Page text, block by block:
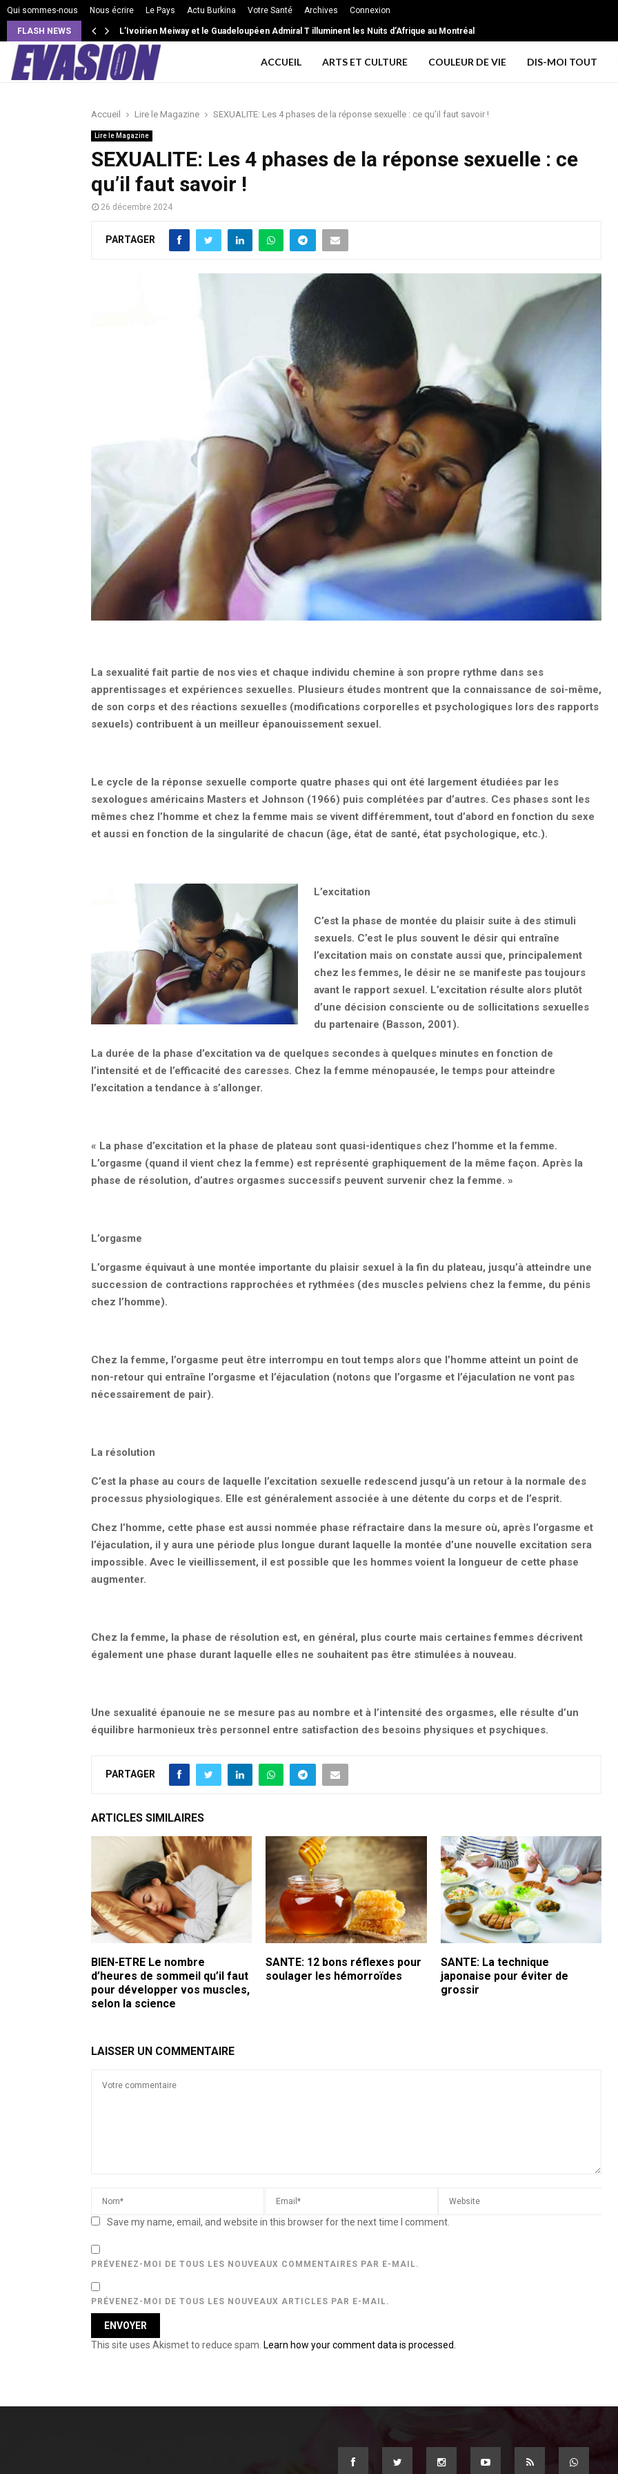
Qui sommes-nous Nous écrire Le Pays Actu Burkina Votre Santé Archives Connexion
FLASH NEWS L’Ivoirien Meiway et le Guadeloupéen Admiral T illuminent les Nuits d’Afrique au Montréal
ACCUEIL ARTS ET CULTURE COULEUR DE VIE DIS-MOI TOUT
Accueil Lire le Magazine SEXUALITE: Les 4 phases de la réponse sexuelle : ce qu’il faut savoir !
Lire le Magazine
SEXUALITE: Les 4 phases de la réponse sexuelle : ce
qu’il faut savoir !
26 décembre 2024
PARTAGER
La sexualité fait partie de nos vies et chaque individu chemine à son propre rythme dans ses
apprentissages et expériences sexuelles. Plusieurs études montrent que la connaissance de soi-même,
de son corps et des réactions sexuelles (modifications corporelles et psychologiques lors des rapports
sexuels) contribuent à un meilleur épanouissement sexuel.
Le cycle de la réponse sexuelle comporte quatre phases qui ont été largement étudiées par les
sexologues américains Masters et Johnson (1966) puis complétées par d’autres. Ces phases sont les
mêmes chez l’homme et chez la femme mais se vivent différemment, tout d’abord en fonction du sexe
et aussi en fonction de la singularité de chacun (âge, état de santé, état psychologique, etc.).
L’excitation
C’est la phase de montée du plaisir suite à des stimuli
sexuels. C’est le plus souvent le désir qui entraîne
l’excitation mais on constate aussi que, principalement
chez les femmes, le désir ne se manifeste pas toujours
avant le rapport sexuel. L’excitation résulte alors plutôt
d’une décision consciente ou de sollicitations sexuelles
du partenaire (Basson, 2001).
La durée de la phase d’excitation va de quelques secondes à quelques minutes en fonction de
l’intensité et de l’efficacité des caresses. Chez la femme ménopausée, le temps pour atteindre
l’excitation a tendance à s’allonger.
« La phase d’excitation et la phase de plateau sont quasi-identiques chez l’homme et la femme.
L’orgasme (quand il vient chez la femme) est représenté graphiquement de la même façon. Après la
phase de résolution, d’autres orgasmes successifs peuvent survenir chez la femme. »
L’orgasme
L’orgasme équivaut à une montée importante du plaisir sexuel à la fin du plateau, jusqu’à atteindre une
succession de contractions rapprochées et rythmées (des muscles pelviens chez la femme, du pénis
chez l’homme).
Chez la femme, l’orgasme peut être interrompu en tout temps alors que l’homme atteint un point de
non-retour qui entraîne l’orgasme et l’éjaculation (notons que l’orgasme et l’éjaculation ne vont pas
nécessairement de pair).
La résolution
C’est la phase au cours de laquelle l’excitation sexuelle redescend jusqu’à un retour à la normale des
processus physiologiques. Elle est généralement associée à une détente du corps et de l’esprit.
Chez l’homme, cette phase est aussi nommée phase réfractaire dans la mesure où, après l’orgasme et
l’éjaculation, il y aura une période plus longue durant laquelle la montée d’une nouvelle excitation sera
impossible. Avec le vieillissement, il est possible que les hommes voient la longueur de cette phase
augmenter.
Chez la femme, la phase de résolution est, en général, plus courte mais certaines femmes décrivent
également une phase durant laquelle elles ne souhaitent pas être stimulées à nouveau.
Une sexualité épanouie ne se mesure pas au nombre et à l’intensité des orgasmes, elle résulte d’un
équilibre harmonieux très personnel entre satisfaction des besoins physiques et psychiques.
PARTAGER
ARTICLES SIMILAIRES
BIEN-ETRE Le nombre
d’heures de sommeil qu’il faut
pour développer vos muscles,
selon la science
SANTE: 12 bons réflexes pour
soulager les hémorroïdes
SANTE: La technique
japonaise pour éviter de
grossir
LAISSER UN COMMENTAIRE
Save my name, email, and website in this browser for the next time I comment.
PRÉVENEZ-MOI DE TOUS LES NOUVEAUX COMMENTAIRES PAR E-MAIL.
PRÉVENEZ-MOI DE TOUS LES NOUVEAUX ARTICLES PAR E-MAIL.
This site uses Akismet to reduce spam. Learn how your comment data is processed.